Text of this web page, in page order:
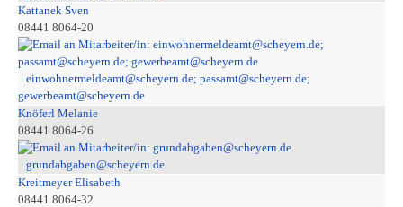
Kattanek Sven
08441 8064-20
einwohnermeldeamt@scheyern.de; passamt@scheyern.de;
gewerbeamt@scheyern.de
Knöferl Melanie
08441 8064-26
grundabgaben@scheyern.de
Kreitmeyer Elisabeth
08441 8064-32